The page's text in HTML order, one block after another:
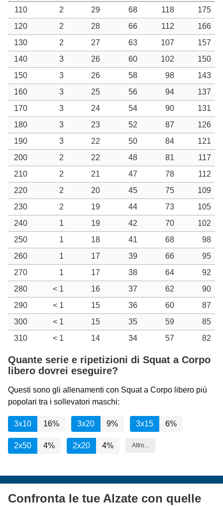
110
2 29 68 118
175
120
2 28 66 112
166
130
2 27 63 107
157
140
3 26 60 102
150
150
3 26 58 98
143
160
3 25 56 94
137
170
3 24 54 90
131
180
3 23 52 87
126
190
3 22 50 84
121
200
2 22 48 81
117
210
2 21 47 78
112
220
2 20 45 75
109
230
2 19 44 73
105
240
1 19 42 70
102
250
1 18 41 68
98
260
1 17 39 66
95
270
1 17 38 64
92
280
< 1 16 37 62
90
290
< 1 15 36 60
87
300
< 1 15 35 59
85
310
< 1 14 34 57 82
Quante serie e ripetizioni di Squat a Corpo
libero dovrei eseguire?
Questi sono gli allenamenti con Squat a Corpo libero più
popolari tra i sollevatori maschi:
3x10 16% 3x20 9% 3x15 6%
2x50 4% 2x20 4% Altro...
Confronta le tue Alzate con quelle